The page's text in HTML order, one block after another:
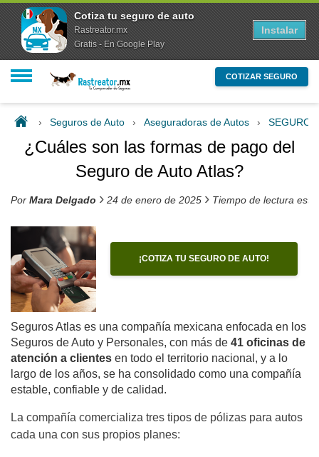
COTIZAR SEGURO
› Seguros de Auto › Aseguradoras de Autos ›
¿Cuáles son las formas de pago del
Seguro de Auto Atlas?
Por Mara Delgado › 24 de enero de 2025 › Tiempo de lectura
¡COTIZA TU SEGURO DE AUTO!
Seguros Atlas es una compañía mexicana enfocada en los
Seguros de Auto y Personales, con más de 41 oficinas de
atención a clientes en todo el territorio nacional, y a lo
largo de los años, se ha consolidado como una compañía
estable, confiable y de calidad.
La compañía comercializa tres tipos de pólizas para autos
cada una con sus propios planes:
Cotiza tu seguro de auto
Rastreator.mx
Gratis - En Google Play
Instalar